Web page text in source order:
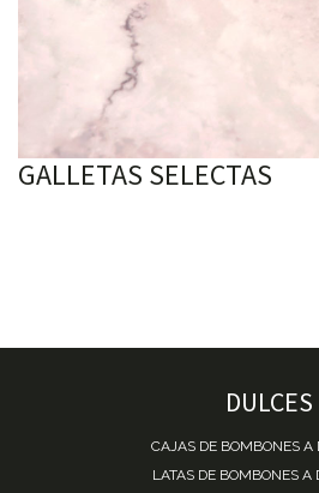
GALLETAS SELECTAS
DULCES
CAJAS DE BOMBONES A
LATAS DE BOMBONES A